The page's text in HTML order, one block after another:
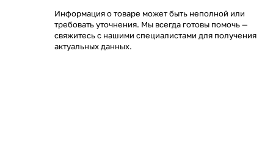
Информация о товаре может быть неполной или
требовать уточнения. Мы всегда готовы помочь —
свяжитесь с нашими специалистами для получения
актуальных данных.